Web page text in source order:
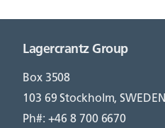
Lagercrantz Group
Box 3508
103 69 Stockholm, SWEDEN
Ph#: +46 8 700 6670